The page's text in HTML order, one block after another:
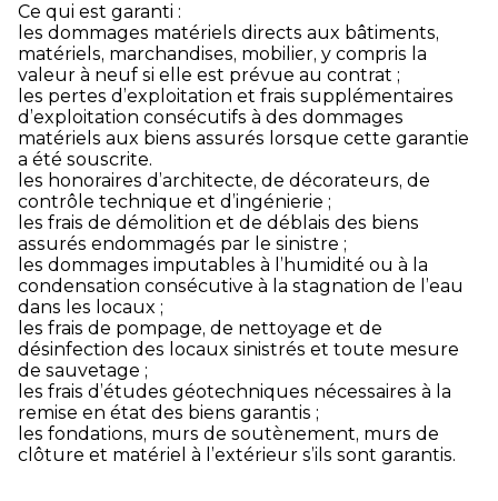
Ce qui est garanti :
les dommages matériels directs aux bâtiments,
matériels, marchandises, mobilier, y compris la
valeur à neuf si elle est prévue au contrat ;
les pertes d’exploitation et frais supplémentaires
d’exploitation consécutifs à des dommages
matériels aux biens assurés lorsque cette garantie
a été souscrite.
les honoraires d’architecte, de décorateurs, de
contrôle technique et d’ingénierie ;
les frais de démolition et de déblais des biens
assurés endommagés par le sinistre ;
les dommages imputables à l’humidité ou à la
condensation consécutive à la stagnation de l’eau
dans les locaux ;
les frais de pompage, de nettoyage et de
désinfection des locaux sinistrés et toute mesure
de sauvetage ;
les frais d’études géotechniques nécessaires à la
remise en état des biens garantis ;
les fondations, murs de soutènement, murs de
clôture et matériel à l’extérieur s’ils sont garantis.